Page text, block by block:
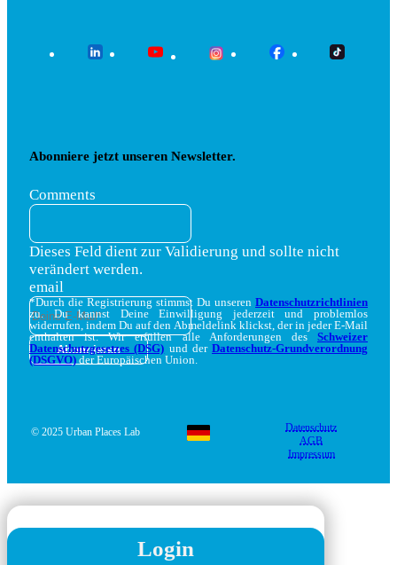
Abonniere jetzt unseren Newsletter.
Comments
Dieses Feld dient zur Validierung und sollte nicht
verändert werden.
email
*Durch die Registrierung stimmst Du unseren Datenschutzrichtlinien
zu. Du kannst Deine Einwilligung jederzeit und problemlos
widerrufen, indem Du auf den Abmeldelink klickst, der in jeder E-Mail
enthalten ist. Wir erfüllen alle Anforderungen des Schweizer
Datenschutzgesetzes (DSG) und der Datenschutz-Grundverordnung
(DSGVO) der Europäischen Union.
© 2025 Urban Places Lab
Datenschutz
AGB
Impressum
Login